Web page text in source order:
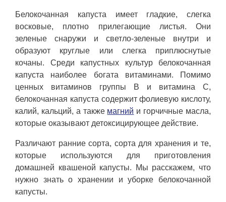
Белокочанная капуста имеет гладкие, слегка
восковые, плотно прилегающие листья. Они
зеленые снаружи и светло-зеленые внутри и
образуют круглые или слегка приплюснутые
кочаны. Среди капустных культур белокочанная
капуста наиболее богата витаминами. Помимо
ценных витаминов группы В и витамина С,
белокочанная капуста содержит фолиевую кислоту,
калий, кальций, а также магний и горчичные масла,
которые оказывают детоксицирующее действие.
Различают ранние сорта, сорта для хранения и те,
которые используются для приготовления
домашней квашеной капусты. Мы расскажем, что
нужно знать о хранении и уборке белокочанной
капусты.